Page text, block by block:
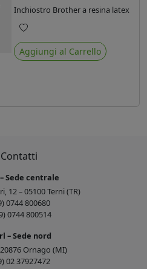
Inchiostro Brother a resina latex
Preferiti
Aggiungi al Carrello
Contatti
Sede centrale
12 – 05100 Terni (TR)
0744 800680
0744 800514
– Sede nord
Ornago (MI)
02 37927472